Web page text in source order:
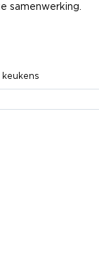
samenwerking.